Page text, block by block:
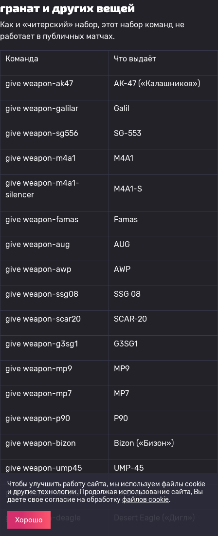
гранат и других вещей
Как и «читерский» набор, этот набор команд не
работает в публичных матчах.
Команда Что выдаёт
give weapon-ak47 АК-47 («Калашников»)
give weapon-galilar Galil
give weapon-sg556 SG-553
give weapon-m4a1 M4A1
give weapon-m4a1-
silencer
M4A1-S
give weapon-famas Famas
give weapon-aug AUG
give weapon-awp AWP
give weapon-ssg08 SSG 08
give weapon-scar20 SCAR-20
give weapon-g3sg1 G3SG1
give weapon-mp9 MP9
give weapon-mp7 MP7
give weapon-p90 P90
give weapon-bizon Bizon («Бизон»)
give weapon-ump45 UMP-45
give weapon-mac10 MAC-10
give weapon-deagle
Чтобы улучшить работу сайта, мы используем файлы cookie
и другие технологии. Продолжая использование сайта, Вы
даете свое согласие на обработкуфайлов cookie.
Хорошо